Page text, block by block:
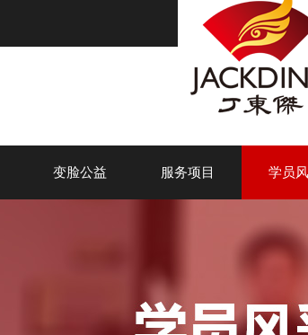
变脸公益 服务项目 学员